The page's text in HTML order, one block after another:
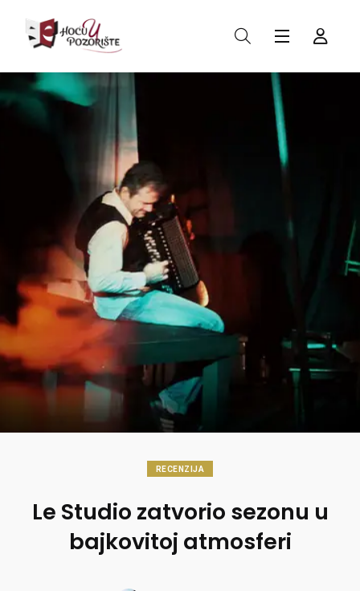
RECENZIJA
Le Studio zatvorio sezonu u
bajkovitoj atmosferi